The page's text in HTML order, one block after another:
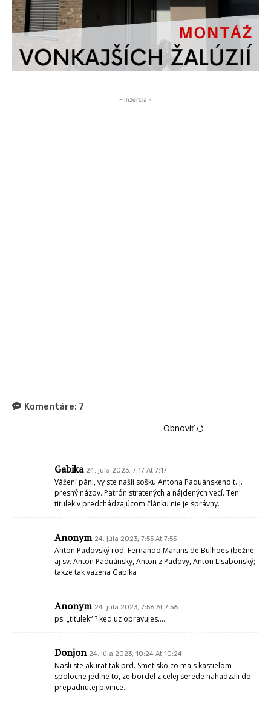
- Inzercia -
Komentáre: 7
Obnoviť ⭯
Gabika 24. júla 2023, 7:17 At 7:17
Vážení páni, vy ste našli sošku Antona Paduánskeho t. j.
presný názov. Patrón stratených a nájdených vecí. Ten
titulek v predchádzajúcom článku nie je správny.
Anonym 24. júla 2023, 7:55 At 7:55
Anton Padovský rod. Fernando Martins de Bulhões (bežne
aj sv. Anton Paduánsky, Anton z Padovy, Anton Lisabonský;
takze tak vazena Gabika
Anonym 24. júla 2023, 7:56 At 7:56
ps. „titulek“ ? ked uz opravujes….
Donjon 24. júla 2023, 10:24 At 10:24
Nasli ste akurat tak prd. Smetisko co ma s kastielom
spolocne jedine to, ze bordel z celej serede nahadzali do
prepadnutej pivnice..